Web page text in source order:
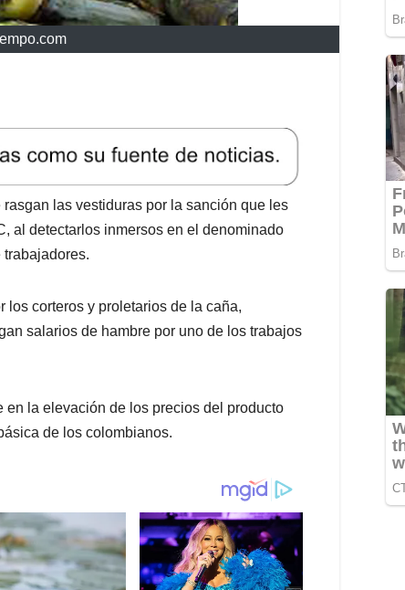
las vestiduras por la sanción que les
al detectarlos inmersos en el denominado
los corteros y proletarios de la caña,
salarios de hambre por uno de los trabajos
la elevación de los precios del producto
de los colombianos.